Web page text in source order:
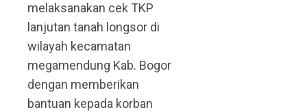
melaksanakan cek TKP
lanjutan tanah longsor di
wilayah kecamatan
megamendung Kab. Bogor
dengan memberikan
bantuan kepada korban